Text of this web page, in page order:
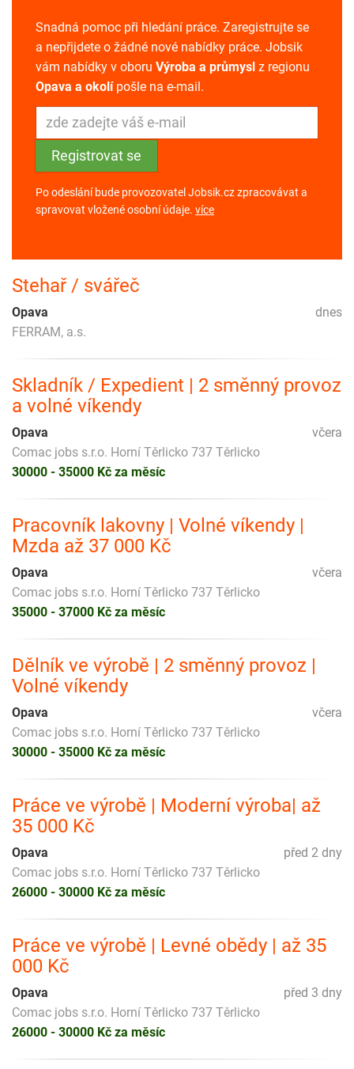
Snadná pomoc při hledání práce. Zaregistrujte se
a nepřijdete o žádné nové nabídky práce. Jobsik
vám nabídky v oboru Výroba a průmysl z regionu
Opava a okolípošle na e-mail.
Po odeslání bude provozovatel Jobsik.cz zpracovávat a
spravovat vložené osobní údaje. více
Stehař / svářeč
dnes
Opava
FERRAM, a.s.
Skladník / Expedient | 2 směnný provoz
a volné víkendy
včera
Opava
Comac jobs s.r.o. Horní Těrlicko 737 Těrlicko
30000 - 35000 Kč za měsíc
Pracovník lakovny | Volné víkendy |
Mzda až 37 000 Kč
včera
Opava
Comac jobs s.r.o. Horní Těrlicko 737 Těrlicko
35000 - 37000 Kč za měsíc
Dělník ve výrobě | 2 směnný provoz |
Volné víkendy
včera
Opava
Comac jobs s.r.o. Horní Těrlicko 737 Těrlicko
30000 - 35000 Kč za měsíc
Práce ve výrobě | Moderní výroba| až
35 000 Kč
před 2 dny
Opava
Comac jobs s.r.o. Horní Těrlicko 737 Těrlicko
26000 - 30000 Kč za měsíc
Práce ve výrobě | Levné obědy | až 35
000 Kč
před 3 dny
Opava
Comac jobs s.r.o. Horní Těrlicko 737 Těrlicko
26000 - 30000 Kč za měsíc